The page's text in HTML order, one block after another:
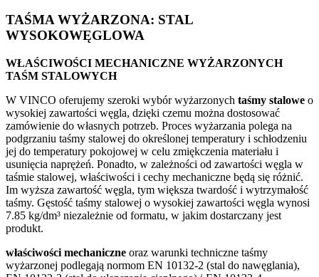
TAŚMA WYŻARZONA: STAL
WYSOKOWĘGLOWA
WŁAŚCIWOŚCI MECHANICZNE WYŻARZONYCH
TAŚM STALOWYCH
W VINCO oferujemy szeroki wybór wyżarzonych taśmy stalowe o
wysokiej zawartości węgla, dzięki czemu można dostosować
zamówienie do własnych potrzeb. Proces wyżarzania polega na
podgrzaniu taśmy stalowej do określonej temperatury i schłodzeniu
jej do temperatury pokojowej w celu zmiękczenia materiału i
usunięcia naprężeń. Ponadto, w zależności od zawartości węgla w
taśmie stalowej, właściwości i cechy mechaniczne będą się różnić.
Im wyższa zawartość węgla, tym większa twardość i wytrzymałość
taśmy. Gęstość taśmy stalowej o wysokiej zawartości węgla wynosi
7.85 kg/dm³ niezależnie od formatu, w jakim dostarczany jest
produkt.
właściwości mechaniczne oraz warunki techniczne taśmy
wyżarzonej podlegają normom EN 10132-2 (stal do nawęglania),